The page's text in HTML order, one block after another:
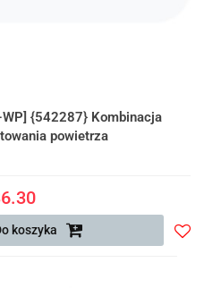
{542287} Kombinacja
powietrza
koszyka